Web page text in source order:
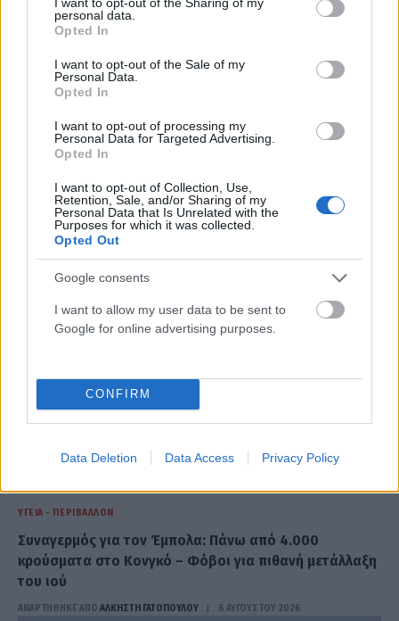
grant or deny consent to Google and its third-party tags to
use your data for below specified purposes in below Google
consent section.
personal data.
Opted In
I want to opt-out of the Sale of my
Personal Data.
Opted In
I want to opt-out of processing my
Personal Data for Targeted Advertising.
Opted In
I want to opt-out of Collection, Use,
Retention, Sale, and/or Sharing of my
Personal Data that Is Unrelated with the
Purposes for which it was collected.
Opted Out
Google consents
I want to allow my user data to be sent to
Google for online advertising purposes.
CONFIRM
Data Deletion Data Access Privacy Policy
ΥΓΕΊΑ - ΠΕΡΙΒΆΛΛΟΝ
Καζακστάν: Η στιγμή που η Umit κάνει τα πρώτα της
βήματα στην ελευθερία (VIDEO)
ΑΝΑΡΤΗΘΗΚΕ ΑΠΟΣΤΈΛΛΑ ΛΊΤΑΙΝΑ
ΥΓΕΊΑ - ΠΕΡΙΒΆΛΛΟΝ
Συναγερμός για τον Έμπολα: Πάνω από 4.000
κρούσματα στο Κονγκό – Φόβοι για πιθανή μετάλλαξη
του ιού
ΑΝΑΡΤΗΘΗΚΕ ΑΠΟ ΆΛΚΗΣΤΗ ΓΑΤΟΠΟΎΛΟΥ 6 ΑΥΓΟΎΣΤΟΥ 2026